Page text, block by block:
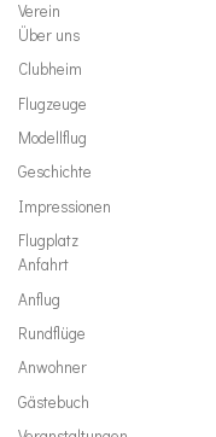
Verein
Über uns
Clubheim
Flugzeuge
Modellflug
Geschichte
Impressionen
Flugplatz
Anfahrt
Anflug
Rundflüge
Anwohner
Gästebuch